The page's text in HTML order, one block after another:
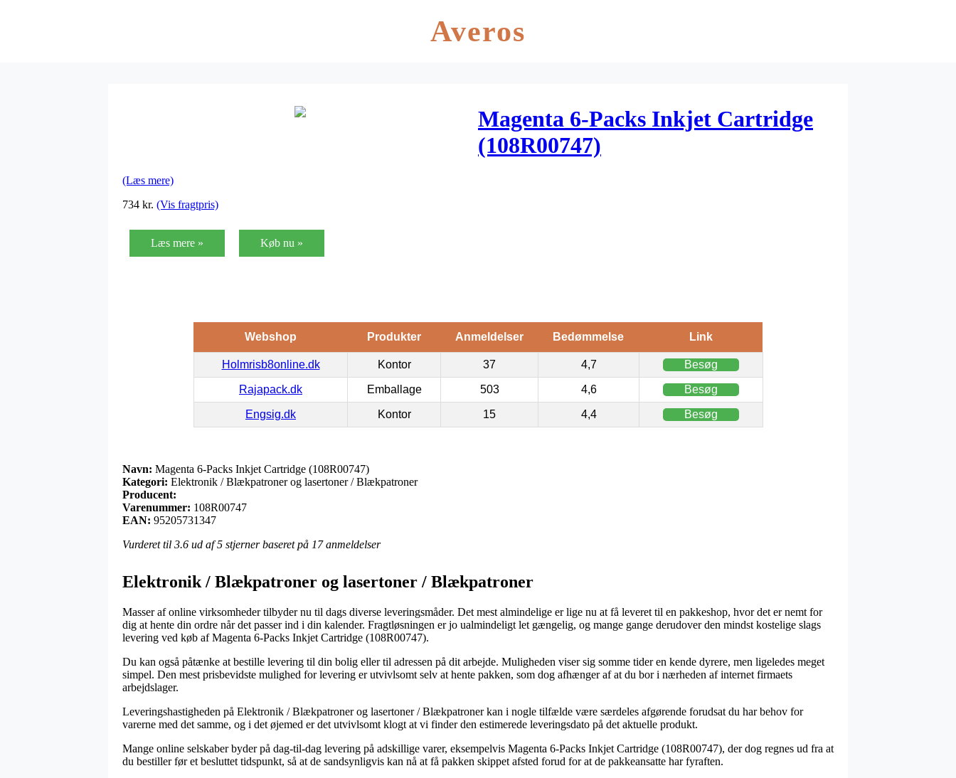
Averos
Magenta 6-Packs Inkjet Cartridge
(108R00747)
(Læs mere)
734 kr. (Vis fragtpris)
Læs mere » Køb nu »
Webshop Produkter Anmeldelser Bedømmelse Link
Holmrisb8online.dk Kontor 37 4,7 Besøg
Rajapack.dk Emballage 503 4,6 Besøg
Engsig.dk Kontor 15 4,4 Besøg
Navn: Magenta 6-Packs Inkjet Cartridge (108R00747)
Kategori: Elektronik / Blækpatroner og lasertoner / Blækpatroner
Producent:
Varenummer: 108R00747
EAN: 95205731347
Vurderet til 3.6 ud af 5 stjerner baseret på 17anmeldelser
Elektronik / Blækpatroner og lasertoner / Blækpatroner
Masser af online virksomheder tilbyder nu til dags diverse leveringsmåder. Det mest almindelige er lige nu at få leveret til en pakkeshop, hvor det er nemt for
dig at hente din ordre når det passer ind i din kalender. Fragtløsningen er jo ualmindeligt let gængelig, og mange gange derudover den mindst kostelige slags
levering ved køb af Magenta 6-Packs Inkjet Cartridge (108R00747).
Du kan også påtænke at bestille levering til din bolig eller til adressen på dit arbejde. Muligheden viser sig somme tider en kende dyrere, men ligeledes meget
simpel. Den mest prisbevidste mulighed for levering er utvivlsomt selv at hente pakken, som dog afhænger af at du bor i nærheden af internet firmaets
arbejdslager.
Leveringshastigheden på Elektronik / Blækpatroner og lasertoner / Blækpatroner kan i nogle tilfælde være særdeles afgørende forudsat du har behov for
varerne med det samme, og i det øjemed er det utvivlsomt klogt at vi finder den estimerede leveringsdato på det aktuelle produkt.
Mange online selskaber byder på dag-til-dag levering på adskillige varer, eksempelvis Magenta 6-Packs Inkjet Cartridge (108R00747), der dog regnes ud fra at
du bestiller før et besluttet tidspunkt, så at de sandsynligvis kan nå at få pakken skippet afsted forud for at de pakkeansatte har fyraften.